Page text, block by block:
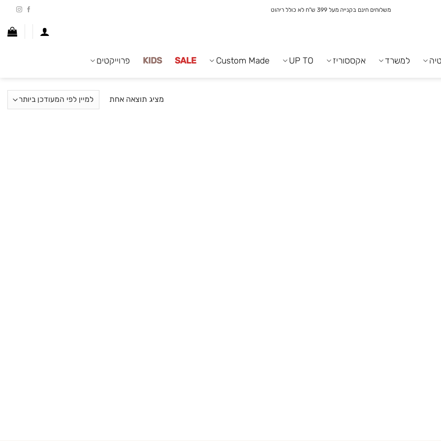
משלוחים חינם בקנייה מעל 399 ש"ח לא כולל ריהוט
למשרד אקססוריז UP TO
Custom Made
SALE
KIDS פרוייקטים
מציג תוצאה אחת